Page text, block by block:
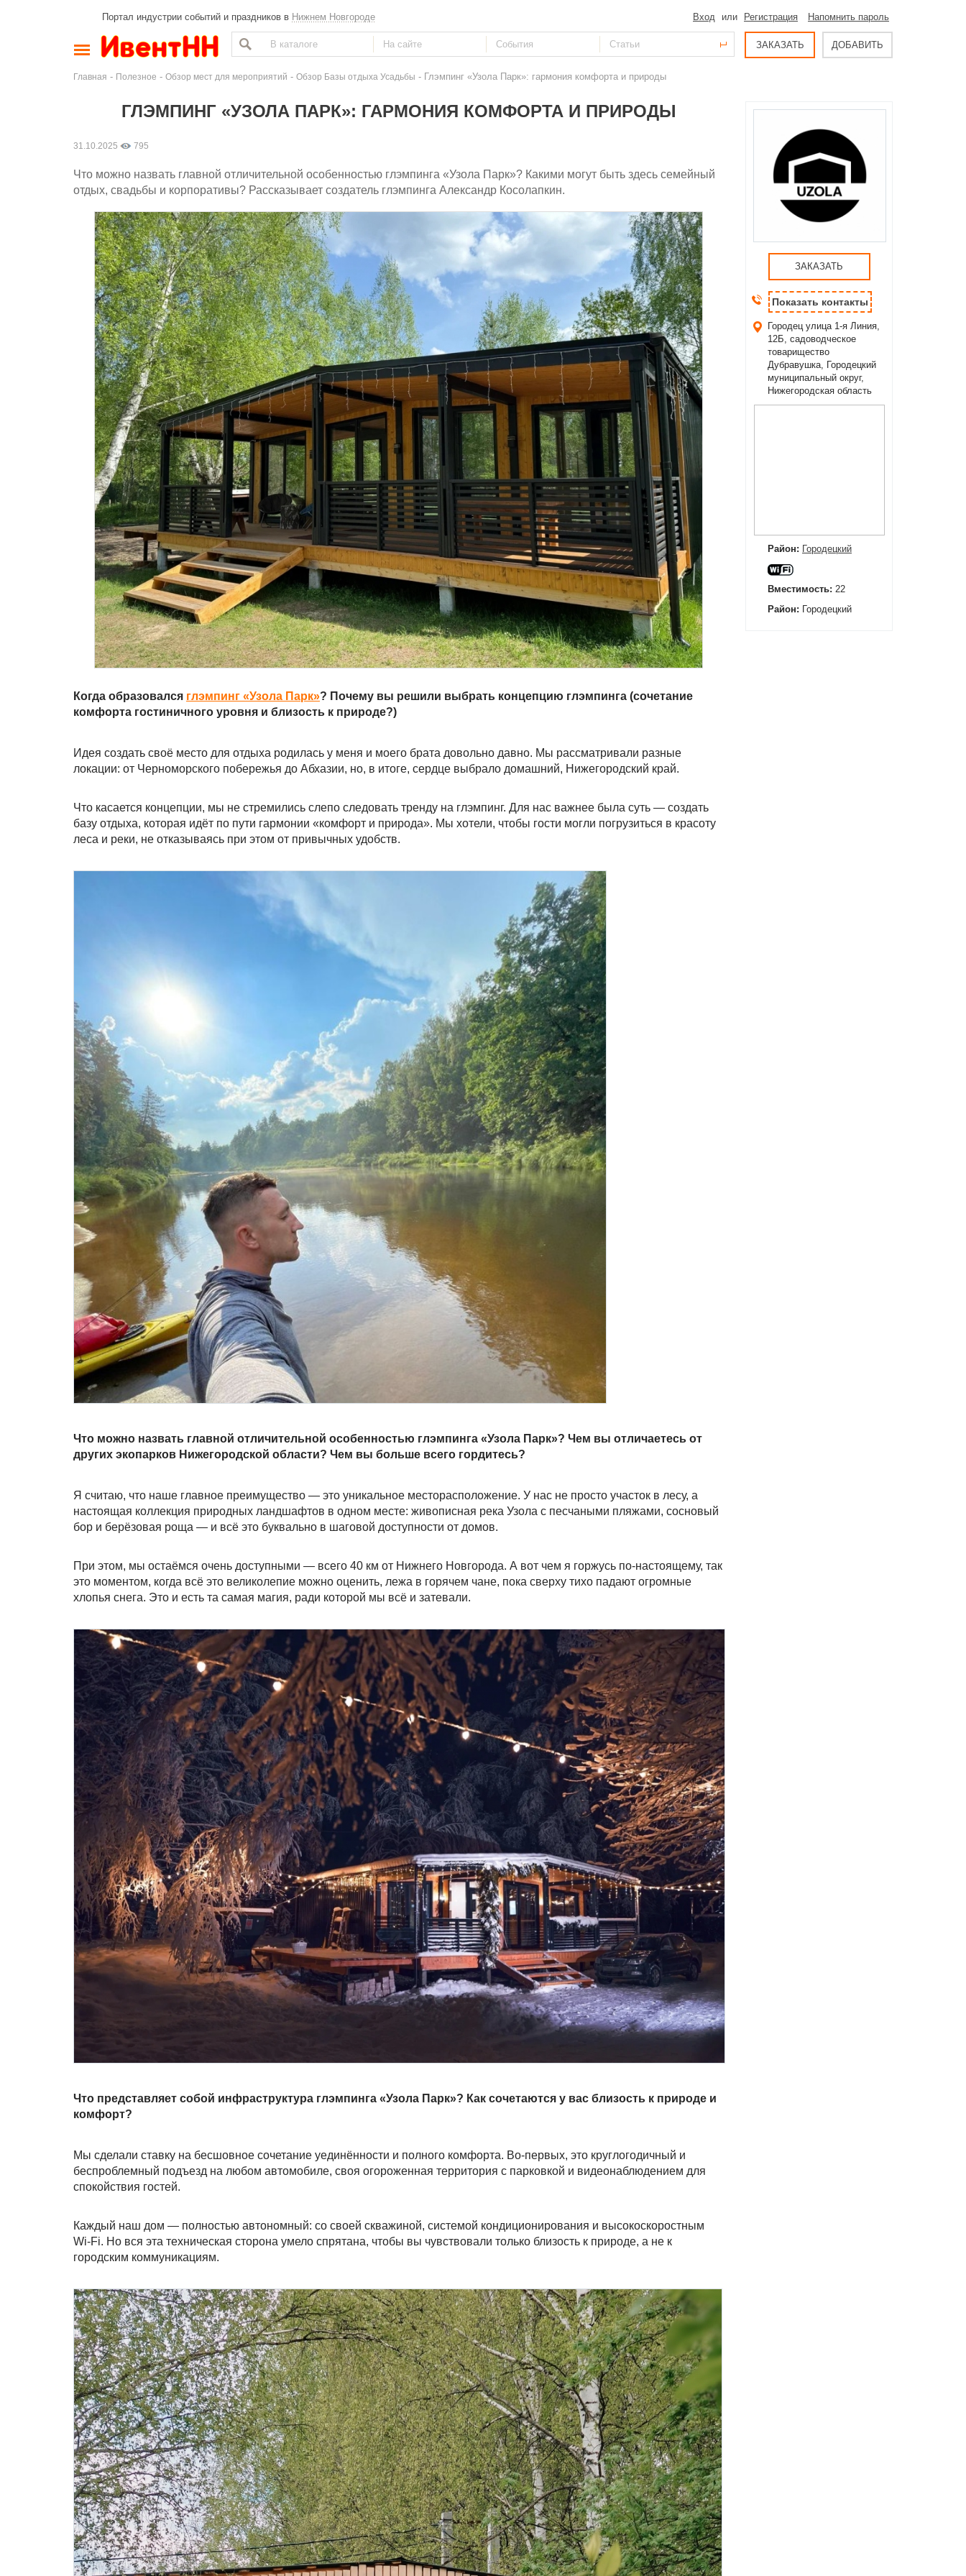
Портал индустрии событий и праздников в Нижнем Новгороде Вход или Регистрация Напомнить пароль
ЗАКАЗАТЬ ДОБАВИТЬ
Главная - Полезное - Обзор мест для мероприятий - Обзор Базы отдыха Усадьбы - Глэмпинг «Узола Парк»: гармония комфорта и природы
ГЛЭМПИНГ «УЗОЛА ПАРК»: ГАРМОНИЯ КОМФОРТА И ПРИРОДЫ
31.10.2025 795
Что можно назвать главной отличительной особенностью глэмпинга «Узола Парк»? Какими могут быть здесь семейный
отдых, свадьбы и корпоративы? Рассказывает создатель глэмпинга Александр Косолапкин.
Когда образовался глэмпинг «Узола Парк»? Почему вы решили выбрать концепцию глэмпинга (сочетание
комфорта гостиничного уровня и близость к природе?)
Идея создать своё место для отдыха родилась у меня и моего брата довольно давно. Мы рассматривали разные
локации: от Черноморского побережья до Абхазии, но, в итоге, сердце выбрало домашний, Нижегородский край.
Что касается концепции, мы не стремились слепо следовать тренду на глэмпинг. Для нас важнее была суть — создать
базу отдыха, которая идёт по пути гармонии «комфорт и природа». Мы хотели, чтобы гости могли погрузиться в красоту
леса и реки, не отказываясь при этом от привычных удобств.
Что можно назвать главной отличительной особенностью глэмпинга «Узола Парк»? Чем вы отличаетесь от
других экопарков Нижегородской области? Чем вы больше всего гордитесь?
Я считаю, что наше главное преимущество — это уникальное месторасположение. У нас не просто участок в лесу, а
настоящая коллекция природных ландшафтов в одном месте: живописная река Узола с песчаными пляжами, сосновый
бор и берёзовая роща — и всё это буквально в шаговой доступности от домов.
При этом, мы остаёмся очень доступными — всего 40 км от Нижнего Новгорода. А вот чем я горжусь по-настоящему, так
это моментом, когда всё это великолепие можно оценить, лежа в горячем чане, пока сверху тихо падают огромные
хлопья снега. Это и есть та самая магия, ради которой мы всё и затевали.
Что представляет собой инфраструктура глэмпинга «Узола Парк»? Как сочетаются у вас близость к природе и
комфорт?
Мы сделали ставку на бесшовное сочетание уединённости и полного комфорта. Во-первых, это круглогодичный и
беспроблемный подъезд на любом автомобиле, своя огороженная территория с парковкой и видеонаблюдением для
спокойствия гостей.
Каждый наш дом — полностью автономный: со своей скважиной, системой кондиционирования и высокоскоростным
Wi-Fi. Но вся эта техническая сторона умело спрятана, чтобы вы чувствовали только близость к природе, а не к
городским коммуникациям.
ЗАКАЗАТЬ
Показать контакты
Городец улица 1-я Линия,
12Б, садоводческое
товарищество
Дубравушка, Городецкий
муниципальный округ,
Нижегородская область
Район: Городецкий
Вместимость: 22
Район: Городецкий